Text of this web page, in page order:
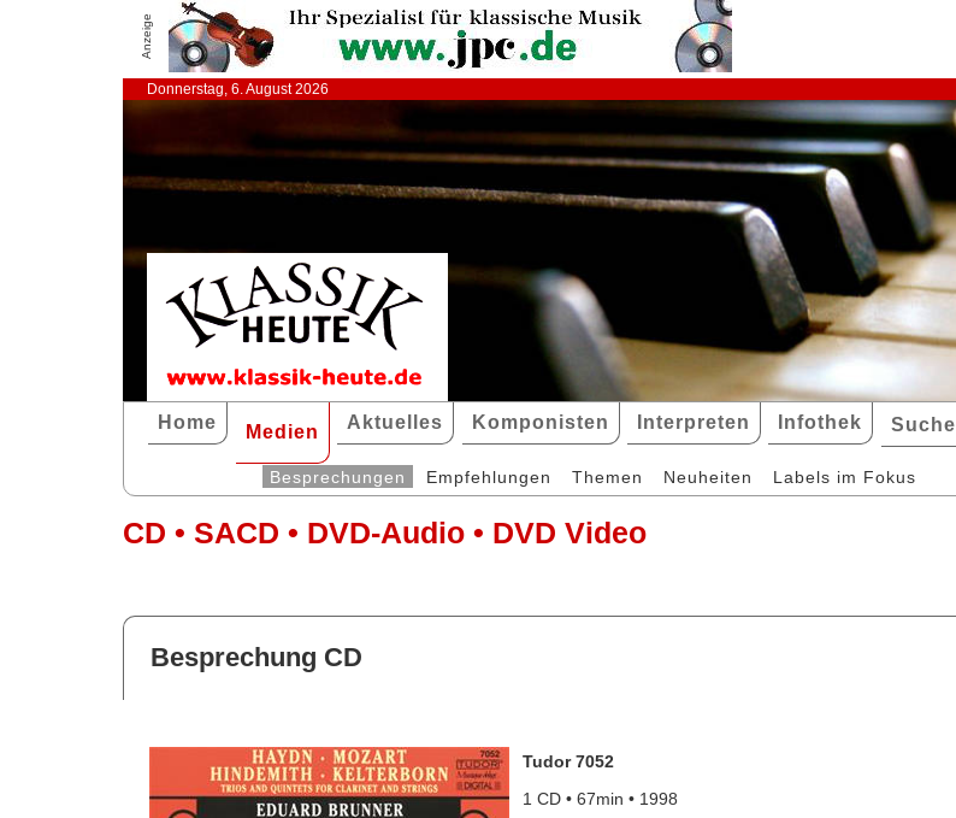
Anzeige
Donnerstag, 6. August 2026
Home Medien Aktuelles Komponisten Interpreten Infothek Suche
Besprechungen Empfehlungen Themen Neuheiten Labels im Fokus
CD • SACD • DVD-Audio • DVD Video
Besprechung CD
Tudor 7052
1 CD • 67min • 1998